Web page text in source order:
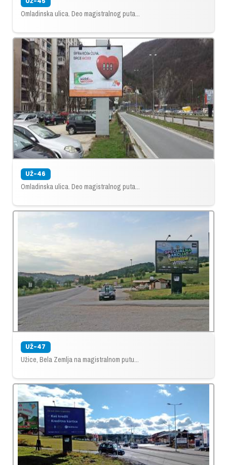
Omladinska ulica. Deo magistralnog puta...
UŽ-46
Omladinska ulica. Deo magistralnog puta...
UŽ-47
Užice, Bela Zemlja na magistralnom putu...